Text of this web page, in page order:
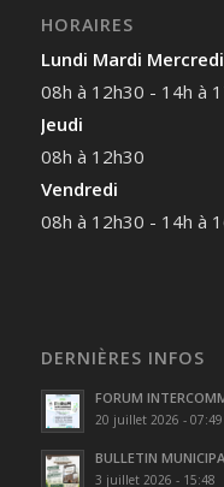
HORAIRES
Lundi Mardi Mercredi
08h à 12h30 - 14h à
Jeudi
08h à 12h30
Vendredi
08h à 12h30 - 14h à
DERNIÈRES INFOS
FORUM
20 juillet 2026 - 07:49
BULLETIN
3 juillet 2026 - 15:48